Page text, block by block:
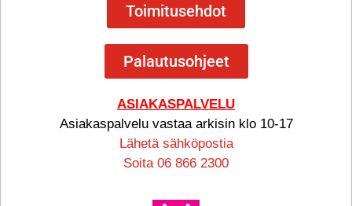
Toimitusehdot
Palautusohjeet
ASIAKASPALVELU
Asiakaspalvelu vastaa arkisin klo 10-17
Lähetä sähköpostia
Soita 06 866 2300